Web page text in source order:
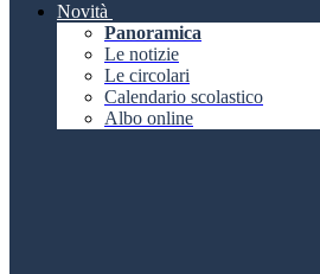
Novità
Panoramica
Le notizie
Le circolari
Calendario scolastico
Albo online